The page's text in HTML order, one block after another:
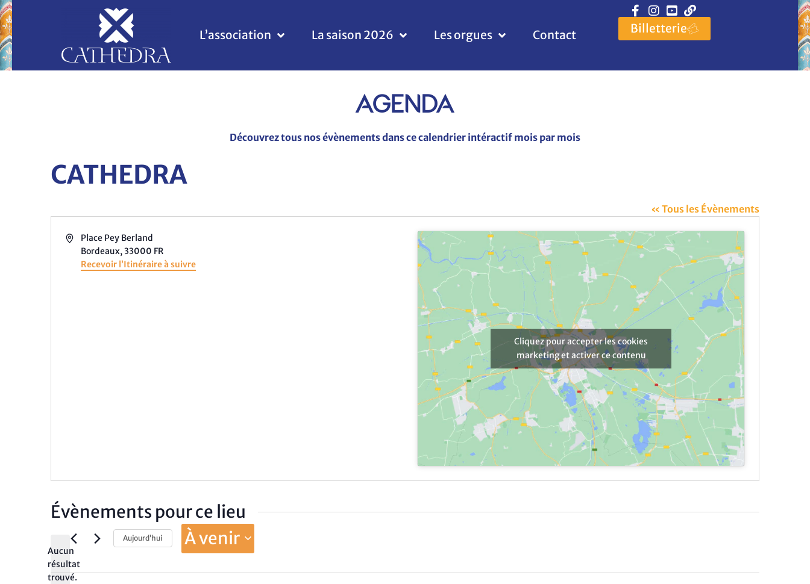
L’association La saison 2026 Les orgues Contact Billetterie
AGENDA
Découvrez tous nos évènements dans ce calendrier intéractif mois par mois
CATHEDRA
« Tous les Évènements
AdressePlace Pey Berland
Bordeaux,33000 FR
Recevoir l’Itinéraire à suivre
Cliquez pour accepter les cookies
marketing et activer ce contenu
Évènements pour ce lieu
Notice
Aucun
résultat
trouvé.
Aujourd’hui À venir
Sélectionnez
date.